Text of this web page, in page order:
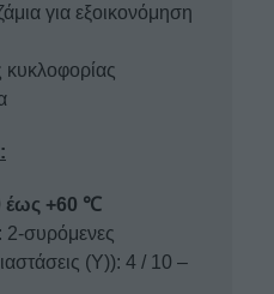
για εξοικονόμηση
κυκλοφορίας
έως +60 ℃
2-συρόμενες
(Υ)): 4 / 10 –